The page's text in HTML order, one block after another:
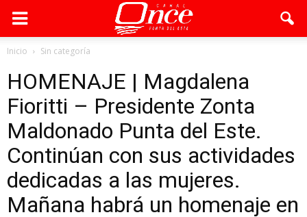
Inicio Sin categoría
HOMENAJE | Magdalena
Fioritti – Presidente Zonta
Maldonado Punta del Este.
Continúan con sus actividades
dedicadas a las mujeres.
Mañana habrá un homenaje en